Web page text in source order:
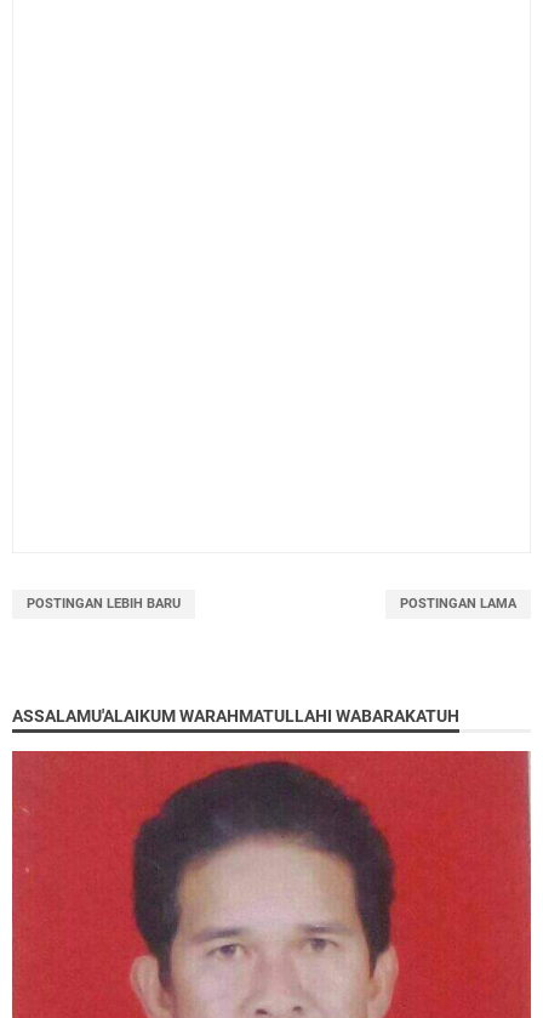
POSTINGAN LEBIH BARU POSTINGAN LAMA
ASSALAMU'ALAIKUM WARAHMATULLAHI WABARAKATUH